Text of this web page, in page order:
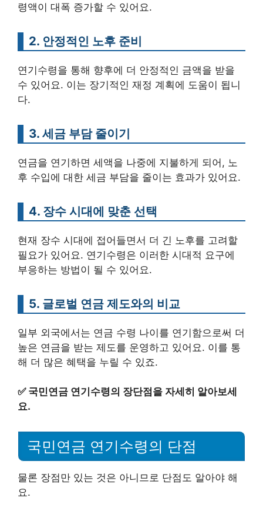
령액이 대폭 증가할 수 있어요.
2. 안정적인 노후 준비
연기수령을 통해 향후에 더 안정적인 금액을 받을
수 있어요. 이는 장기적인 재정 계획에 도움이 됩니
다.
3. 세금 부담 줄이기
연금을 연기하면 세액을 나중에 지불하게 되어, 노
후 수입에 대한 세금 부담을 줄이는 효과가 있어요.
4. 장수 시대에 맞춘 선택
현재 장수 시대에 접어들면서 더 긴 노후를 고려할
필요가 있어요. 연기수령은 이러한 시대적 요구에
부응하는 방법이 될 수 있어요.
5. 글로벌 연금 제도와의 비교
일부 외국에서는 연금 수령 나이를 연기함으로써 더
높은 연금을 받는 제도를 운영하고 있어요. 이를 통
해 더 많은 혜택을 누릴 수 있죠.
✅ 국민연금 연기수령의 장단점을 자세히 알아보세
요.
국민연금 연기수령의 단점
물론 장점만 있는 것은 아니므로 단점도 알아야 해
요.